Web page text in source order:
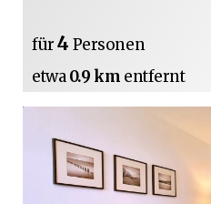
für4 Personen
etwa0.9 km entfernt